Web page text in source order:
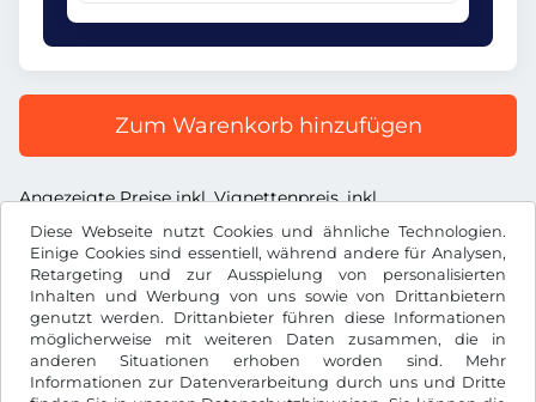
Diese Webseite nutzt Cookies und ähnliche Technologien.
Einige Cookies sind essentiell, während andere für Analysen,
Retargeting und zur Ausspielung von personalisierten
Inhalten und Werbung von uns sowie von Drittanbietern
genutzt werden. Drittanbieter führen diese Informationen
möglicherweise mit weiteren Daten zusammen, die in
anderen Situationen erhoben worden sind. Mehr
Informationen zur Datenverarbeitung durch uns und Dritte
Zum Warenkorb hinzufügen
Angezeigte Preise inkl. Vignettenpreis, inkl.
Dienstleistungsentgelt und inkl. der gesetzl. MwSt.
ZłPLN